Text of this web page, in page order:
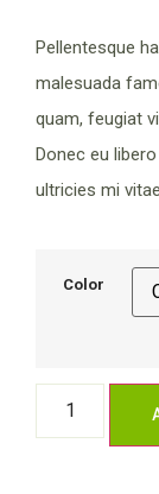
Pellentesque
malesuada
quam, feugiat
Donec eu
ultricies mi
Color